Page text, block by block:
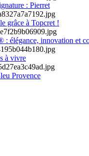
: Pierret
grâce à Topcret !
: élégance, innovation et
à vivre
Provence